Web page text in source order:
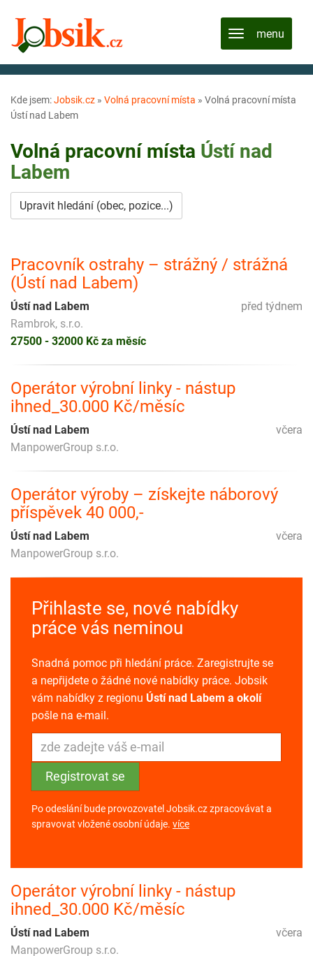
Kde jsem:Jobsik.cz » Volná pracovní místa » Volná pracovní místa
Ústí nad Labem
Volná pracovní místa Ústí nad
Labem
Upravit hledání (obec, pozice...)
Pracovník ostrahy – strážný / strážná
(Ústí nad Labem)
před týdnem
Ústí nad Labem
Rambrok, s.r.o.
27500 - 32000 Kč za měsíc
Operátor výrobní linky - nástup
ihned_30.000 Kč/měsíc
včera
Ústí nad Labem
ManpowerGroup s.r.o.
Operátor výroby – získejte náborový
příspěvek 40 000,-
včera
Ústí nad Labem
ManpowerGroup s.r.o.
Přihlaste se, nové nabídky
práce vás neminou
Snadná pomoc při hledání práce. Zaregistrujte se
a nepřijdete o žádné nové nabídky práce. Jobsik
vám nabídky z regionu Ústí nad Labem a okolí
pošle na e-mail.
Po odeslání bude provozovatel Jobsik.cz zpracovávat a
spravovat vložené osobní údaje. více
Operátor výrobní linky - nástup
ihned_30.000 Kč/měsíc
včera
Ústí nad Labem
ManpowerGroup s.r.o.